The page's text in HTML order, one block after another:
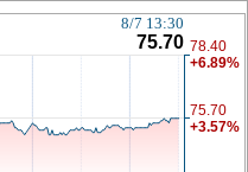
8/7 13:30
75.70
75.70
+3.57%
78.40
+6.89%